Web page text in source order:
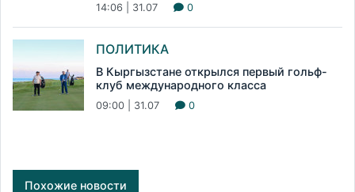
14:06 | 31.07 0
ПОЛИТИКА
В Кыргызстане открылся первый гольф-
клуб международного класса
09:00 | 31.07 0
Похожие новости